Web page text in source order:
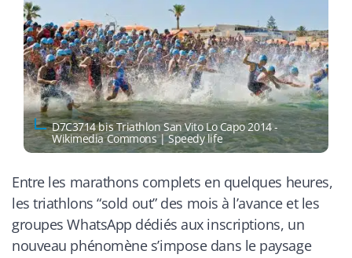
D7C3714 bis Triathlon San Vito Lo Capo 2014 -
Wikimedia Commons | Speedy life
Entre les marathons complets en quelques heures,
les triathlons “sold out” des mois à l’avance et les
groupes WhatsApp dédiés aux inscriptions, un
nouveau phénomène s’impose dans le paysage